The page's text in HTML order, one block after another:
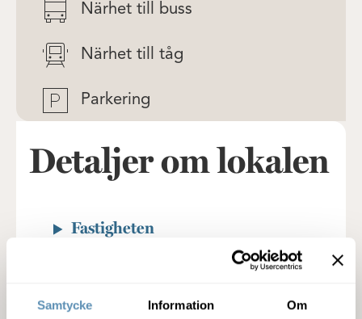
Samtycke Information Om
Närhet till buss
Närhet till tåg
Parkering
Detaljer om lokalen
Fastigheten